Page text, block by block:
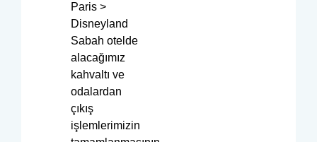
Paris >
Disneyland
Sabah otelde
alacağımız
kahvaltı ve
odalardan
çıkış
işlemlerimizin